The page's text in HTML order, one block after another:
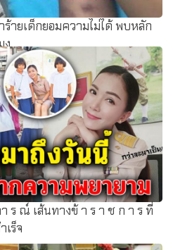
ายเด็กยอมความไม่ได้ พบหลัก
ง
ร ณ์ เส้นทางข้ า ร า ช ก า ร ที่
เร็จ